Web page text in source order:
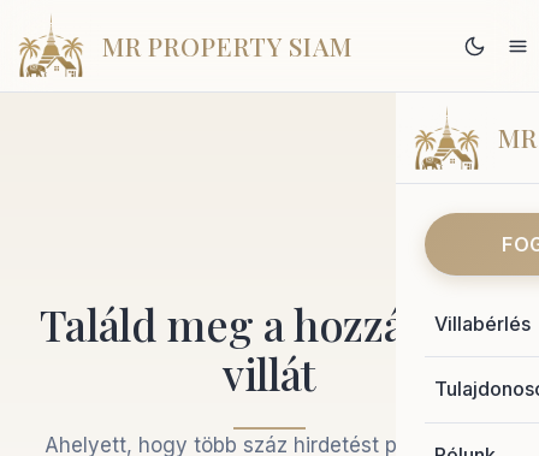
MR PROPERTY SIAM
Villabérlés
Találd meg a hozzád illő
villát
Ahelyett, hogy több száz hirdetést pörgetnél a